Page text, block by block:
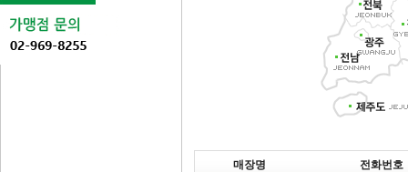
매장명 전화번호